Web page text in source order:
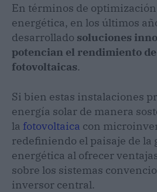
En términos de
energética, en los últimos
desarrollado soluciones
potencian el rendimiento
fotovoltaicas.
Si bien estas instalaciones
energía solar de manera
la fotovoltaica con
redefiniendo el paisaje de la
energética al ofrecer
sobre los sistemas
inversor central.